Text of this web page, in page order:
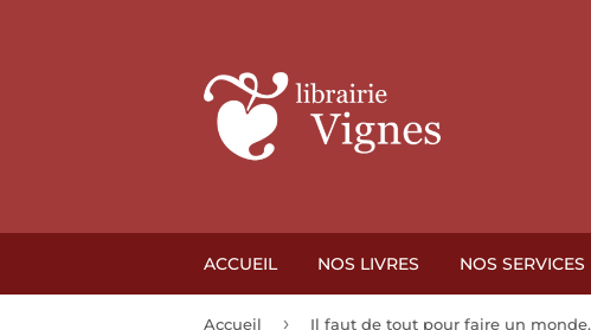
ACCUEIL NOS LIVRES NOS SERVICES
Accueil › Il faut de tout pour faire un monde.